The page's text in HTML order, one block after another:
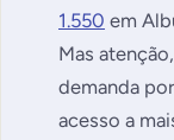
1.550 em
Mas
demanda
acesso a